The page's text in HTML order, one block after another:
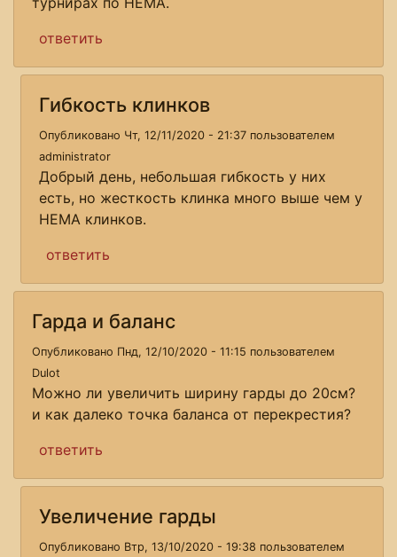
ответить
Гибкость клинков
Опубликовано Чт, 12/11/2020 - 21:37 пользователем
administrator
Добрый день, небольшая гибкость у них
есть, но жесткость клинка много выше чем у
HEMA клинков.
ответить
Гарда и баланс
Опубликовано Пнд, 12/10/2020 - 11:15 пользователем
Dulot
Можно ли увеличить ширину гарды до 20см?
и как далеко точка баланса от перекрестия?
ответить
Увеличение гарды
Опубликовано Втр, 13/10/2020 - 19:38 пользователем